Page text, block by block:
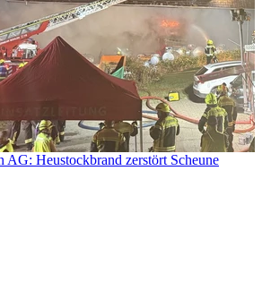
Heustockbrand zerstört Scheune